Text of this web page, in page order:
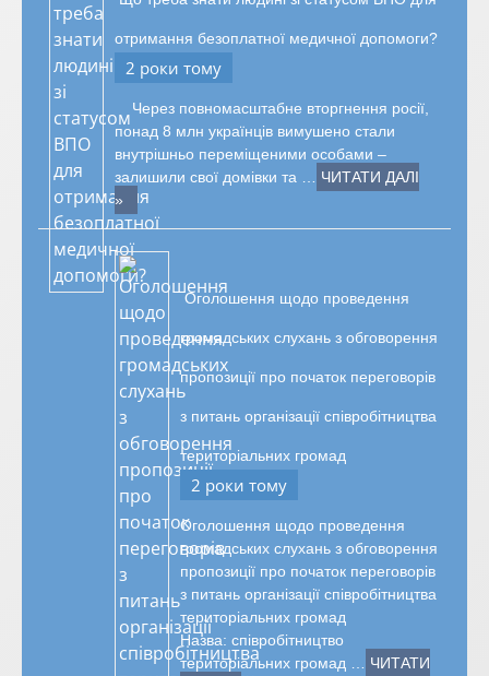
отримання безоплатної медичної допомоги?
2 роки тому
Через повномасштабне вторгнення росії,
понад 8 млн українців вимушено стали
внутрішньо переміщеними особами –
залишили свої домівки та …
ЧИТАТИ ДАЛІ
»
Оголошення щодо проведення
громадських слухань з обговорення
пропозиції про початок переговорів
з питань організації співробітництва
територіальних громад
2 роки тому
Оголошення щодо проведення
громадських слухань з обговорення
пропозиції про початок переговорів
з питань організації співробітництва
територіальних громад
Назва: співробітництво
територіальних громад …
ЧИТАТИ